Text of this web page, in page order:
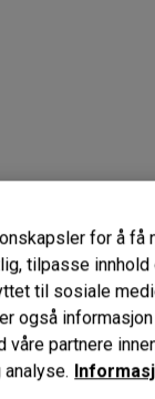
for å få
tilpasse innhold
til sosiale
også
våre partnere